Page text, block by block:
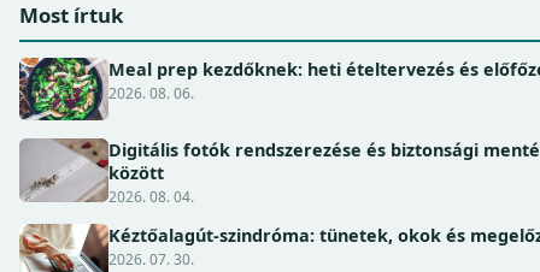
Most írtuk
Meal prep kezdőknek: heti ételtervezés és
2026. 08. 06.
Digitális fotók rendszerezése és biztonsági
között
2026. 08. 04.
Kéztőalagút-szindróma: tünetek, okok és
2026. 07. 30.